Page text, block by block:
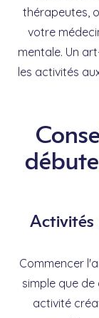
thérapeutes,
votre
mentale. Un
les activités
Activités
Commencer
simple que
activité